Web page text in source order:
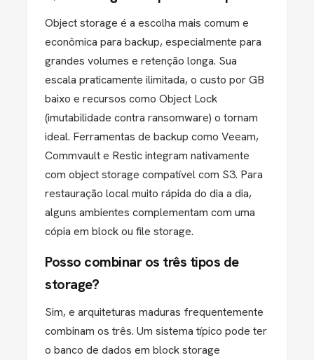
Object storage é a escolha mais comum e
econômica para backup, especialmente para
grandes volumes e retenção longa. Sua
escala praticamente ilimitada, o custo por GB
baixo e recursos como Object Lock
(imutabilidade contra ransomware) o tornam
ideal. Ferramentas de backup como Veeam,
Commvault e Restic integram nativamente
com object storage compatível com S3. Para
restauração local muito rápida do dia a dia,
alguns ambientes complementam com uma
cópia em block ou file storage.
Posso combinar os três tipos de
storage?
Sim, e arquiteturas maduras frequentemente
combinam os três. Um sistema típico pode ter
o banco de dados em block storage